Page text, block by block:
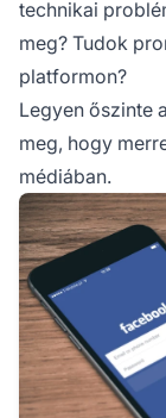
technikai
meg? Tudok
platformon?
Legyen őszinte
meg, hogy
médiában.